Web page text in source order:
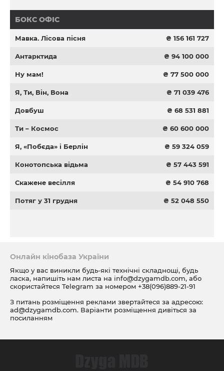
БОКС ОФІС
Мавка. Лісова пісня ₴ 156 161 727
Антарктида ₴ 94 100 000
Ну мам! ₴ 77 500 000
Я, Ти, Він, Вона ₴ 71 039 476
Довбуш ₴ 68 531 881
Ти – Космос ₴ 60 600 000
Я, «Побєда» і Берлін ₴ 59 324 059
Конотопська відьма ₴ 57 443 591
Скажене весілля ₴ 54 910 768
Потяг у 31 грудня ₴ 52 048 550
Онлайн кінобаза України
Якщо у вас виникли будь-які технічні складнощі, будь
ласка, напишіть нам листа на info@dzygamdb.com, або
скористайтеся Telegram за номером +38(096)889-21-91
З питань розміщення реклами звертайтеся за адресою:
ad@dzygamdb.com. Варіанти розміщення дивіться за
посиланням